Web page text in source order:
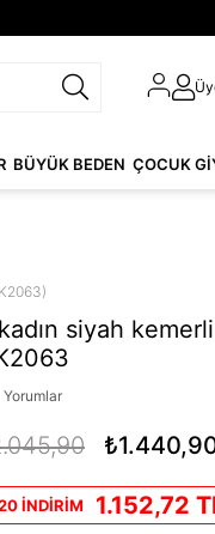
BÜYÜK BEDEN ÇOCUK
siyah
Yorumlar
İNDİRİM 1.152,72